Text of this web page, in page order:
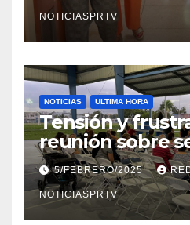
NOTICIASPRTV
NOTICIAS ULTIMA HORA
Tensión y
reunión sobre
Reparto
5/FEBRERO/2025
NOTICIASPRTV